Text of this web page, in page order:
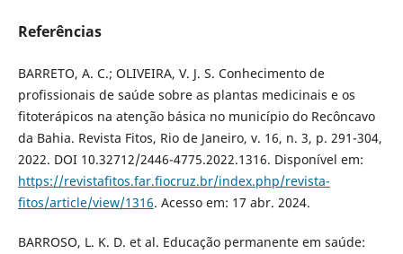
Referências
BARRETO, A. C.; OLIVEIRA, V. J. S. Conhecimento de
profissionais de saúde sobre as plantas medicinais e os
fitoterápicos na atenção básica no município do Recôncavo
da Bahia. Revista Fitos, Rio de Janeiro, v. 16, n. 3, p. 291-304,
2022. DOI 10.32712/2446-4775.2022.1316. Disponível em:
https://revistafitos.far.fiocruz.br/index.php/revista-
fitos/article/view/1316. Acesso em: 17 abr. 2024.
BARROSO, L. K. D. et al. Educação permanente em saúde: